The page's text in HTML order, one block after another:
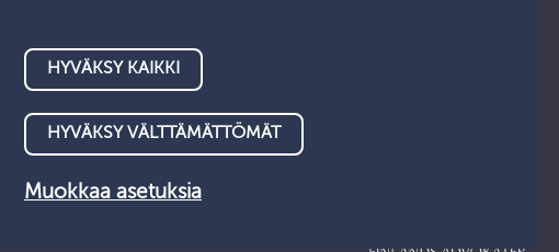
HYVÄKSY VÄLTTÄMÄTTÖMÄT
HYVÄKSY KAIKKI
Muokkaa asetuksia